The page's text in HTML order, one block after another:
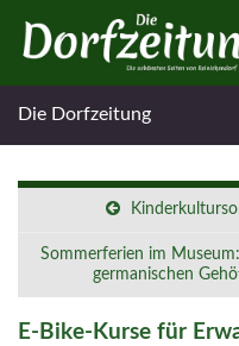
Die Dorfzeitung
Sommerferien im
germanischen
E-Bike-Kurse für